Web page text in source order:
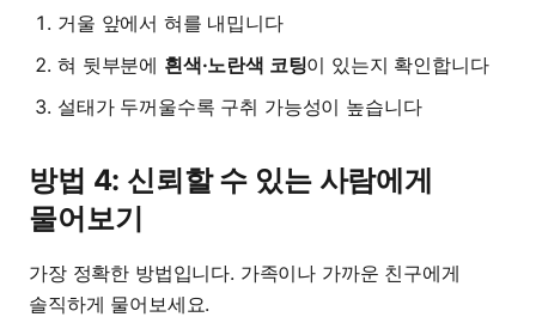
거울 앞에서 혀를 내밉니다
혀 뒷부분에 흰색·노란색 코팅이 있는지 확인합니다
설태가 두꺼울수록 구취 가능성이 높습니다
방법 4: 신뢰할 수 있는 사람에게
물어보기
가장 정확한 방법입니다. 가족이나 가까운 친구에게
솔직하게 물어보세요.